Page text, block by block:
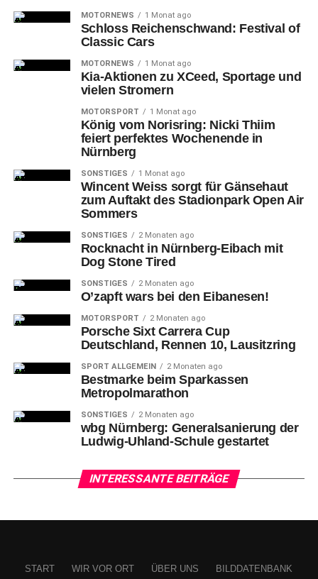
MOTORNEWS 1 Monat ago
Schloss Reichenschwand: Festival of
Classic Cars
MOTORNEWS 1 Monat ago
Kia-Aktionen zu XCeed, Sportage und
vielen Stromern
MOTORSPORT 1 Monat ago
König vom Norisring: Nicki Thiim
feiert perfektes Wochenende in
Nürnberg
SONSTIGES 1 Monat ago
Wincent Weiss sorgt für Gänsehaut
zum Auftakt des Stadionpark Open Air
Sommers
SONSTIGES 2 Monaten ago
Rocknacht in Nürnberg-Eibach mit
Dog Stone Tired
SONSTIGES 2 Monaten ago
O’zapft wars bei den Eibanesen!
MOTORSPORT 2 Monaten ago
Porsche Sixt Carrera Cup
Deutschland, Rennen 10, Lausitzring
SPORT ALLGEMEIN 2 Monaten ago
Bestmarke beim Sparkassen
Metropolmarathon
SONSTIGES 2 Monaten ago
wbg Nürnberg: Generalsanierung der
Ludwig-Uhland-Schule gestartet
INTERESSANTE BEITRÄGE
START WIR VOR ORT ÜBER UNS BILDDATENBANK